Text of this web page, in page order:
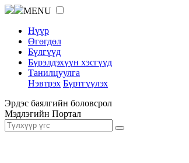
MENU
Нүүр
Өгөгдөл
Бүлгүүд
Бүрэлдэхүүн хэсгүүд
Танилцуулга
Нэвтрэх Бүртгүүлэх
Эрдэс баялгийн боловсрол
Мэдлэгийн Портал